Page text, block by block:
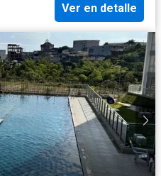
Ver en detalle